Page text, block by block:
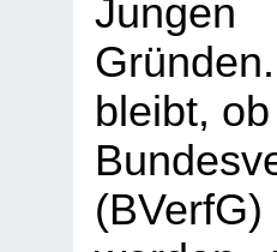
bleibt,